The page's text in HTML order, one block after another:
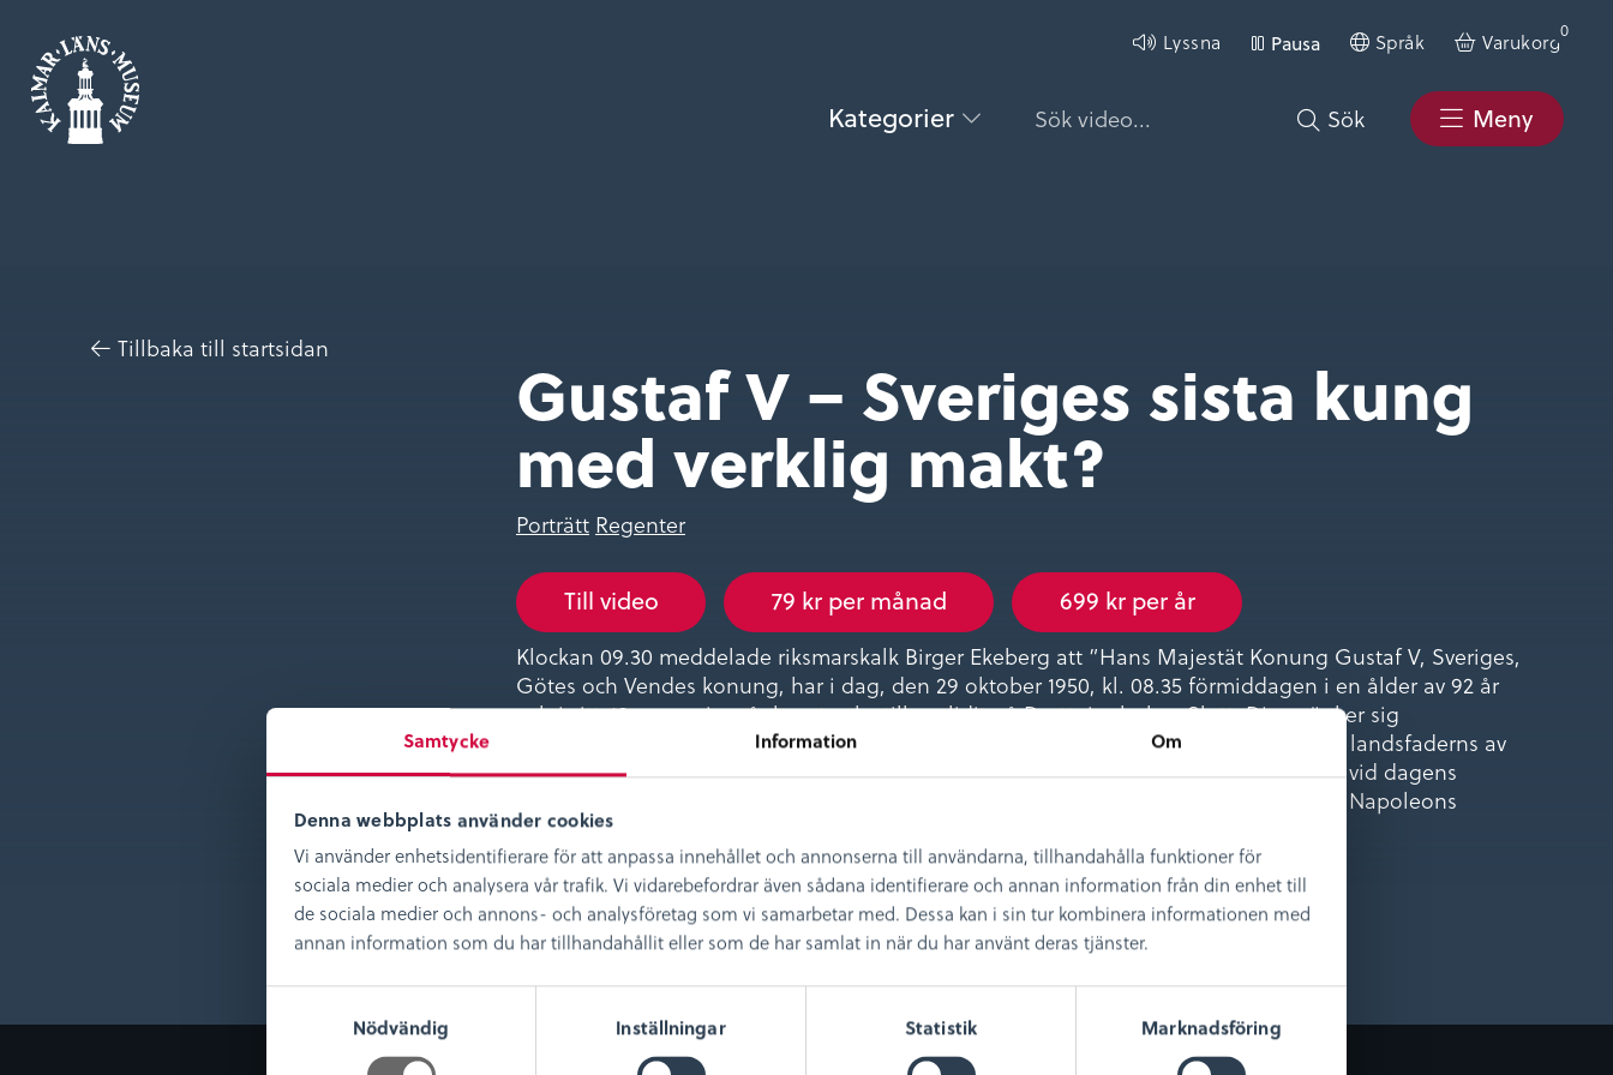
Samtycke Information Om
Denna webbplats använder cookies
Vi använder enhetsidentifierare för att anpassa innehållet och annonserna till användarna, tillhandahålla funktioner för
sociala medier och analysera vår trafik. Vi vidarebefordrar även sådana identifierare och annan information från din enhet till
de sociala medier och annons- och analysföretag som vi samarbetar med. Dessa kan i sin tur kombinera informationen med
annan information som du har tillhandahållit eller som de har samlat in när du har använt deras tjänster.
a
Nödvändig Inställningar Statistik Marknadsföring
Lyssna Pausa Språk Varukorg
0
Kategorier Sök Meny
Tillbaka till startsidan Gustaf V – Sveriges sista kung
med verklig makt?
Porträtt Regenter
Till video 79 kr per månad 699 kr per år
Klockan 09.30 meddelade riksmarskalk Birger Ekeberg att ”Hans Majestät Konung Gustaf V, Sveriges,
Götes och Vendes konung, har i dag, den 29 oktober 1950, kl. 08.35 förmiddagen i en ålder av 92 år
och i sitt 43:e regeringsår lugnt och stilla avlidit på Drottningholms Slott. Djup sänker sig
konungssorgen över landet, varm och innerlig är tacksamheten för den bortgångne landsfaderns av
ridderlighet, klokhet och levande ansvarskänsla präglade konungagärning.” Låt oss vid dagens
föreläsning följa dessa 92 levnadsår och 43 regeringsår som bland annat innehåller Napoleons
fästmö, två världskrig, parlamentarism och folkhem!
Föreläsare: Peter Danielsson, historiker och hembygdskonsulent